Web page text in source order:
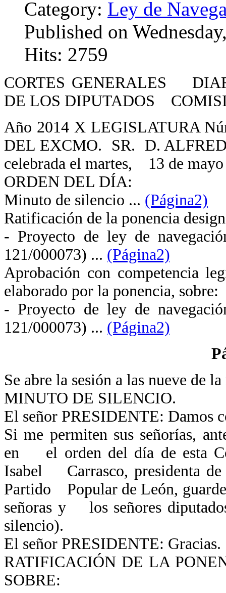
Category: Ley de
Published on
Hits: 2759
CORTES GENERALES
DE LOS DIPUTADOS
Año 2014 X LEGISLATURA
DEL EXCMO. SR. D.
celebrada el martes, 13 de mayo
ORDEN DEL DÍA:
Minuto de silencio ... (Página2)
Ratificación de la ponencia
- Proyecto de ley de
121/000073) ... (Página2)
Aprobación con competencia
elaborado por la ponencia,
- Proyecto de ley de
121/000073) ... (Página2)
Se abre la sesión a las nueve de
MINUTO DE SILENCIO.
El señor PRESIDENTE: Damos
Si me permiten sus señorías,
en el orden del día de esta
Isabel Carrasco, presidenta
Partido Popular de León,
señoras y los señores
silencio).
El señor PRESIDENTE:
RATIFICACIÓN DE LA
SOBRE: